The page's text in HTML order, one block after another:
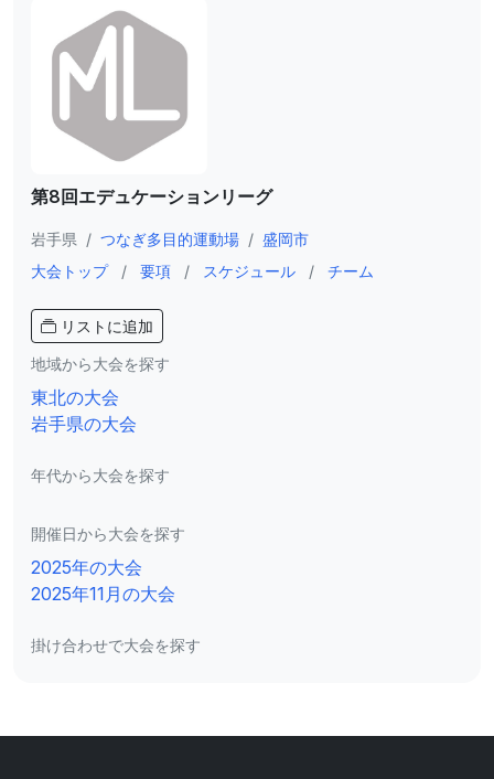
第8回エデュケーションリーグ
岩手県 / つなぎ多目的運動場 / 盛岡市
大会トップ
/ 要項 / スケジュール / チーム
リストに追加
地域から大会を探す
東北の大会
岩手県の大会
年代から大会を探す
開催日から大会を探す
2025年の大会
2025年11月の大会
掛け合わせで大会を探す